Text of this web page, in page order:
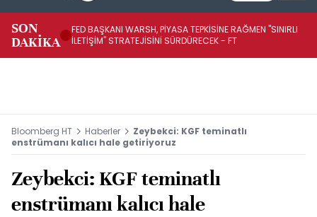
SON
DAKİKA
FED BAŞKANI WARSH, PİYASA TEPKİSİNE RAĞMEN "SINIRLI
İLETİŞİM" STRATEJİSİNİ SÜRDÜRECEK - FT
Bloomberg HT Haberler
Zeybekci: KGF teminatlı
enstrümanı kalıcı hale getiriyoruz
Zeybekci: KGF teminatlı
enstrümanı kalıcı hale